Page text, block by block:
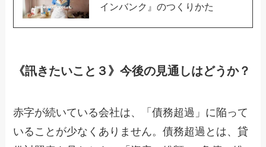
インバンク』のつくりかた
《訊きたいこと３》今後の見通しはどうか？
赤字が続いている会社は、「債務超過」に陥って
いることが少なくありません。債務超過とは、貸